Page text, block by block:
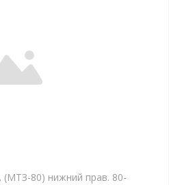
(МТЗ-80) нижний прав. 80-